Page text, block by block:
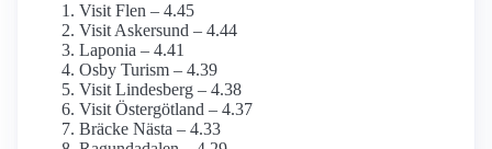
Visit Flen – 4.45
Visit Askersund – 4.44
Laponia – 4.41
Osby Turism – 4.39
Visit Lindesberg – 4.38
Visit Östergötland – 4.37
Bräcke Nästa – 4.33